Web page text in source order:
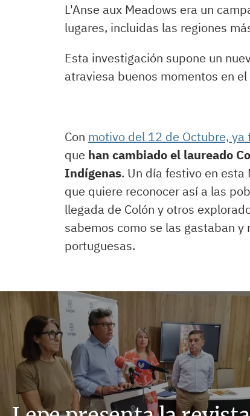
L'Anse aux Meadows era un
lugares, incluidas las regiones
Esta investigación supone un
atraviesa buenos momentos en
Con motivo del 12 de Octubre,
que han cambiado el laureado
Indígenas. Un día festivo en
que quiere reconocer así a las
llegada de Colón y otros
sabemos como se las gastaban
portuguesas.